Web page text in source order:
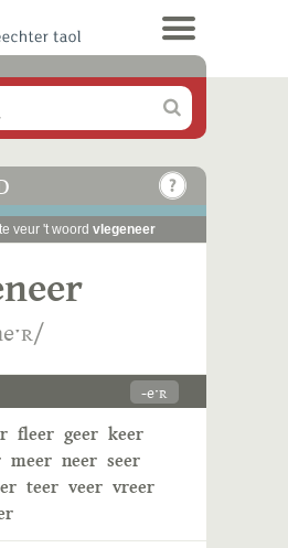
veur 't woord vlegeneer
-eˑʀ
fleer geer keer
meer neer seer
teer veer vreer